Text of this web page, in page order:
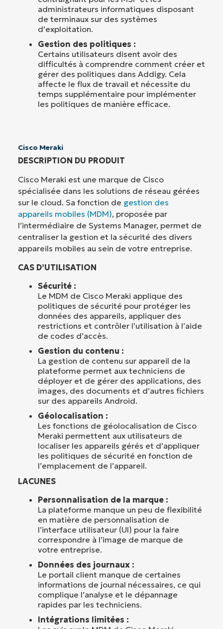
administrateurs informatiques disposant
de terminaux sur des systèmes
d’exploitation.
Gestion des politiques :
Certains utilisateurs disent avoir des
difficultés à comprendre comment créer et
gérer des politiques dans Addigy. Cela
affecte le flux de travail et nécessite du
temps supplémentaire pour implémenter
les politiques de manière efficace.
Cisco Meraki
DESCRIPTION DU PRODUIT
Cisco Meraki est une marque de Cisco
spécialisée dans les solutions de réseau gérées
sur le cloud. Sa fonction de gestion des
appareils mobiles (MDM), proposée par
l’intermédiaire de Systems Manager, permet de
centraliser la gestion et la sécurité des divers
appareils mobiles au sein de votre entreprise.
CAS D’UTILISATION
Sécurité :
Le MDM de Cisco Meraki applique des
politiques de sécurité pour protéger les
données des appareils, appliquer des
restrictions et contrôler l’utilisation à l’aide
de codes d’accès.
Gestion du contenu :
La gestion de contenu sur appareil de la
plateforme permet aux techniciens de
déployer et de gérer des applications, des
images, des documents et d’autres fichiers
sur des appareils Android.
Géolocalisation :
Les fonctions de géolocalisation de Cisco
Meraki permettent aux utilisateurs de
localiser les appareils gérés et d’appliquer
les politiques de sécurité en fonction de
l’emplacement de l’appareil.
LACUNES
Personnalisation de la marque :
La plateforme manque un peu de flexibilité
en matière de personnalisation de
l’interface utilisateur (UI) pour la faire
correspondre à l’image de marque de
votre entreprise.
Données des journaux :
Le portail client manque de certaines
informations de journal nécessaires, ce qui
complique l’analyse et le dépannage
rapides par les techniciens.
Intégrations limitées :